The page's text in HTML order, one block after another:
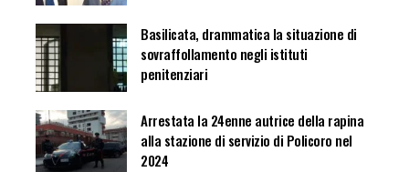
Basilicata, drammatica la situazione di
sovraffollamento negli istituti
penitenziari
Arrestata la 24enne autrice della rapina
alla stazione di servizio di Policoro nel
2024